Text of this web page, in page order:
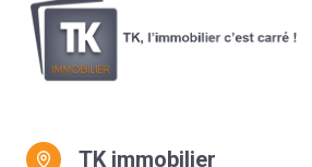
TK immobilier